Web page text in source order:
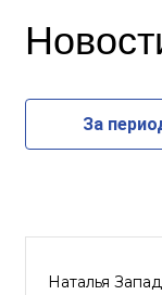
За
Наталья